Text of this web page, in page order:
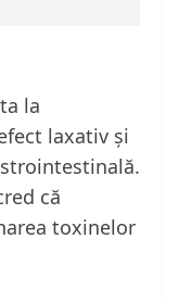
la
laxativ și
că
toxinelor